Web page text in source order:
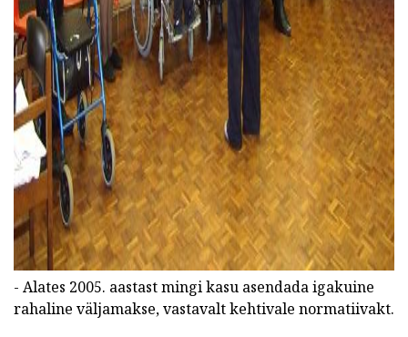
- Alates 2005. aastast mingi kasu asendada igakuine
rahaline väljamakse, vastavalt kehtivale normatiivakt.